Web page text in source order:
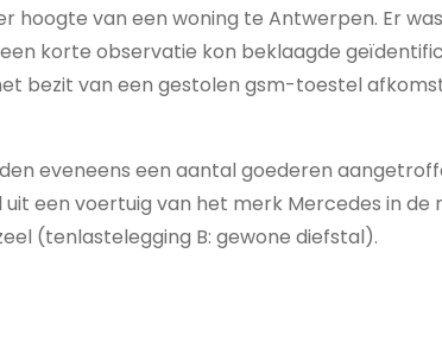
hoogte van een woning te Antwerpen. Er
korte observatie kon beklaagde
bezit van een gestolen gsm-toestel
eveneens een aantal goederen
een voertuig van het merk Mercedes in de
(tenlastelegging B: gewone diefstal).